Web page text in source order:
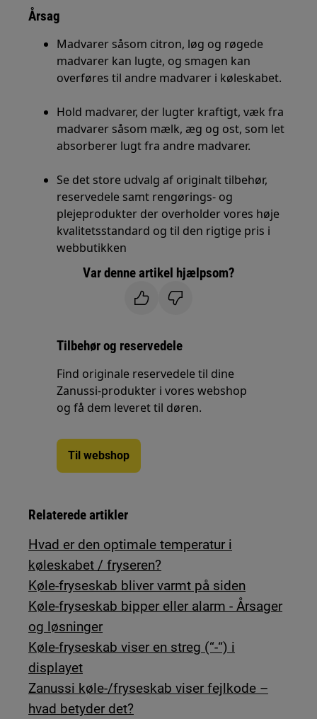
Årsag
Madvarer såsom citron, løg og røgede
madvarer kan lugte, og smagen kan
overføres til andre madvarer i køleskabet.
Hold madvarer, der lugter kraftigt, væk fra
madvarer såsom mælk, æg og ost, som let
absorberer lugt fra andre madvarer.
Se det store udvalg af originalt tilbehør,
reservedele samt rengørings- og
plejeprodukter der overholder vores høje
kvalitetsstandard og til den rigtige pris i
webbutikken
Var denne artikel hjælpsom?
Tilbehør og reservedele
Find originale reservedele til dine
Zanussi-produkter i vores webshop
og få dem leveret til døren.
Til webshop
Relaterede artikler
Hvad er den optimale temperatur i
køleskabet / fryseren?
Køle-fryseskab bliver varmt på siden
Køle-fryseskab bipper eller alarm - Årsager
og løsninger
Køle-fryseskab viser en streg (“-“) i
displayet
Zanussi køle-/fryseskab viser fejlkode –
hvad betyder det?